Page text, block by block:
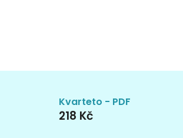
Kvarteto - PDF
218 Kč